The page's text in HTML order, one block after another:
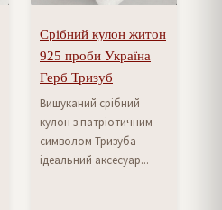
Срібний кулон житон
925 проби Україна
Герб Тризуб
Вишуканий срібний
кулон з патріотичним
символом Тризуба –
ідеальний аксесуар...